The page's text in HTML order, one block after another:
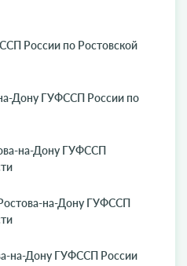
России по Ростовской
Дону ГУФССП России по
на-Дону ГУФССП
на-Дону ГУФССП
на-Дону ГУФССП России